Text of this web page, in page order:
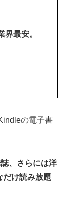
最安。
の電子書
、さらには洋
だけ読み放題